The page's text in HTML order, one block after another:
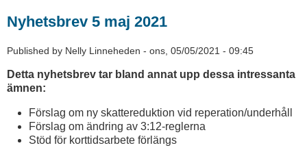
maj
Nyhetsbrev 5 maj 2021
Published by Nelly Linneheden - ons, 05/05/2021 - 09:45
Detta nyhetsbrev tar bland annat upp dessa intressanta
ämnen:
Förslag om ny skattereduktion vid reperation/underhåll​​
Förslag om ändring av 3:12-reglerna
Stöd för korttidsarbete förlängs